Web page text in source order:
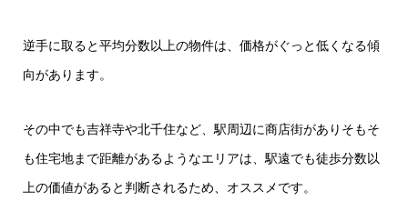
逆手に取ると平均分数以上の物件は、価格がぐっと低くなる傾
向があります。
その中でも吉祥寺や北千住など、駅周辺に商店街がありそもそ
も住宅地まで距離があるようなエリアは、駅遠でも徒歩分数以
上の価値があると判断されるため、オススメです。